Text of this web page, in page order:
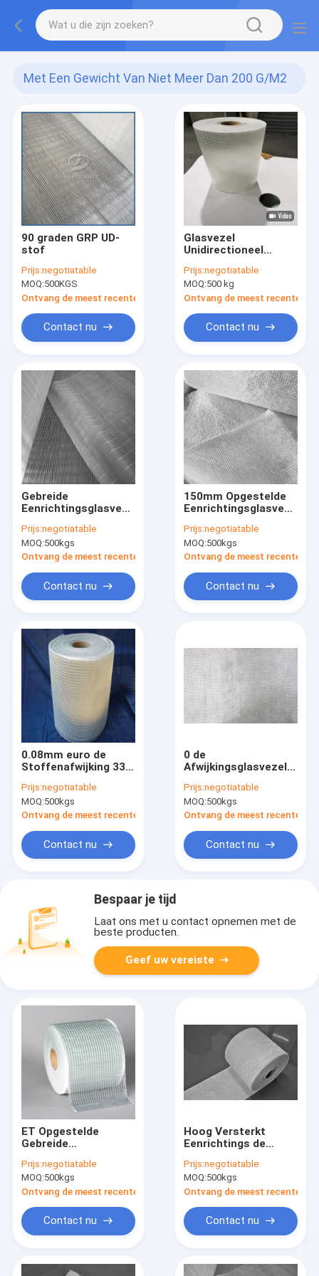
Met Een Gewicht Van Niet Meer Dan 200 G/m2
(45)
90 graden GRP UD-
stof
Prijs:negotiatable
MOQ:500KGS
Ontvang de meest recente Prijs
Contact nu
Glasvezel
Unidirectioneel
Graden Doek
410g/M2 440mm
Prijs:negotiatable
MOQ:500 kg
Ontvang de meest recente
Contact nu
Gebreide
Eenrichtingsglasvezelstof
Prijs:negotiatable
MOQ:500kgs
Ontvang de meest recente Prijs
Contact nu
150mm Opgestelde
Prijs:negotiatable
MOQ:500kgs
Ontvang de meest recente
Contact nu
0.08mm euro de
Stoffenafwijking 336
Eenrichtingsglasvezel
Prijs:negotiatable
MOQ:500kgs
Ontvang de meest recente Prijs
Contact nu
0 de
Afwijkingsglasvezel
Mat Plain Woven van
Gr. 400g
Prijs:negotiatable
MOQ:500kgs
Ontvang de meest recente
Contact nu
Bespaar je tijd
Laat ons met u contact opnemen met de
beste producten.
Geef uw vereiste
ET Opgestelde
Gebreide
90 Gr. 227g/M2
350g/M2
Prijs:negotiatable
MOQ:500kgs
Ontvang de meest recente Prijs
Contact nu
Hoog Versterkt
Eenrichtings de
de Glasvezelband
Geen Bindmiddel
Prijs:negotiatable
MOQ:500kgs
Ontvang de meest recente
Contact nu